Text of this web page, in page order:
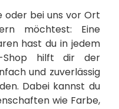
oder bei uns vor Ort
möchtest: Eine
hast du in jedem
Shop hilft dir der
und zuverlässig
Dabei kannst du
wie Farbe,